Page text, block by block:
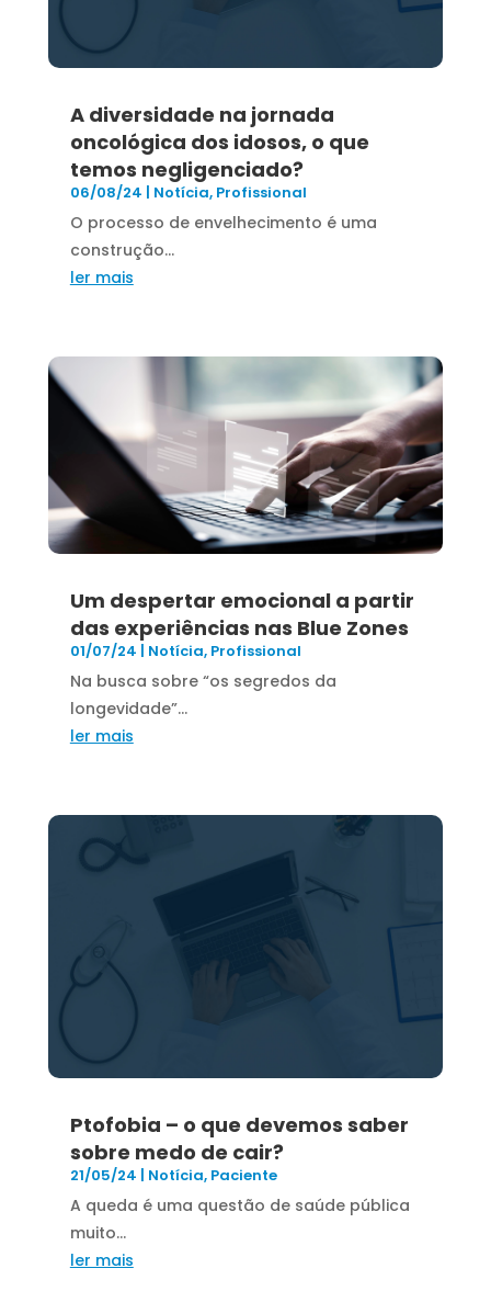
A diversidade na jornada
oncológica dos idosos, o que
temos negligenciado?
06/08/24 | Notícia, Profissional
O processo de envelhecimento é uma
construção...
ler mais
Um despertar emocional a partir
das experiências nas Blue Zones
01/07/24 | Notícia, Profissional
Na busca sobre “os segredos da
longevidade”...
ler mais
Ptofobia – o que devemos saber
sobre medo de cair?
21/05/24 Notícia, Paciente
A queda é uma questão de saúde pública
muito...
ler mais